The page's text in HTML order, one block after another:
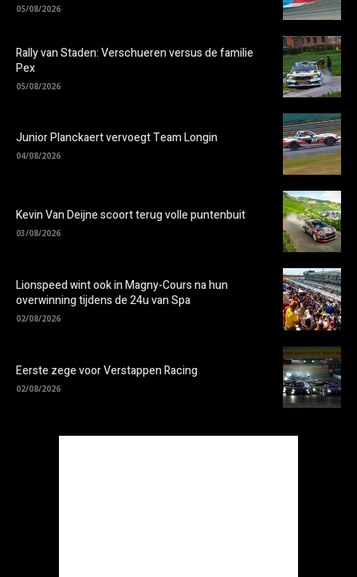
05/08/2026
Rally van Staden: Verschueren versus de familie
Pex
05/08/2026
Junior Planckaert vervoegt Team Longin
04/08/2026
Kevin Van Deijne scoort terug volle puntenbuit
03/08/2026
Lionspeed wint ook in Magny-Cours na hun
overwinning tijdens de 24u van Spa
02/08/2026
Eerste zege voor Verstappen Racing
02/08/2026